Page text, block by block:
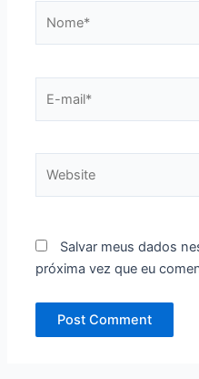
mail*
Salvar meus dados
próxima vez que eu